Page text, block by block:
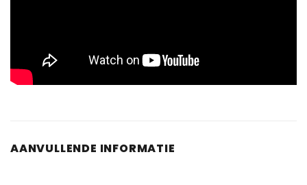
AANVULLENDE INFORMATIE